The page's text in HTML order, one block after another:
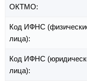
ОКТМО:
Код ИФНС
лица):
Код ИФНС
лица):